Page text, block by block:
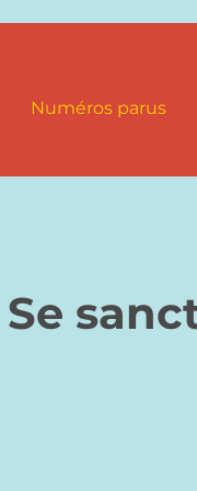
Numéros parus
Se